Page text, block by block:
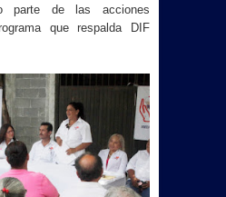
parte de las acciones
que respalda DIF